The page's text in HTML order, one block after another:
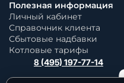
Полезная информация
Личный кабинет
Справочник клиента
Сбытовые надбавки
Котловые тарифы
8 (495) 197-77-14